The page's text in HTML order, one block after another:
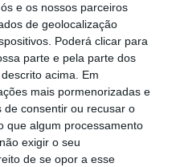
e os nossos parceiros
de geolocalização
Poderá clicar para
parte e pela parte dos
acima. Em
mais pormenorizadas e
consentir ou recusar o
que algum processamento
exigir o seu
de se opor a esse
Cegonha promove
outubro, uma
principal objetivo
centeio e
de Inverno
concelho de